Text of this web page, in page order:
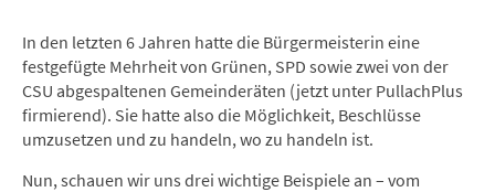
In den letzten 6 Jahren hatte die Bürgermeisterin eine
festgefügte Mehrheit von Grünen, SPD sowie zwei von der
CSU abgespaltenen Gemeinderäten (jetzt unter PullachPlus
firmierend). Sie hatte also die Möglichkeit, Beschlüsse
umzusetzen und zu handeln, wo zu handeln ist.
Nun, schauen wir uns drei wichtige Beispiele an – vom